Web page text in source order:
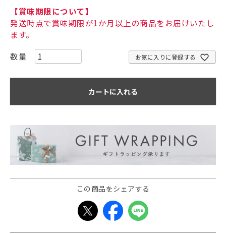
【賞味期限について】
発送時点で賞味期限が1か月以上の商品をお届けいたし
ます。
お気に入りに登録する
カートに入れる
この商品をシェアする